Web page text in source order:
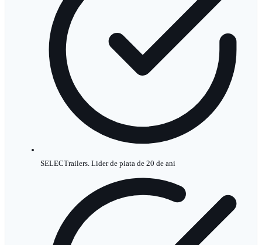
SELECTrailers. Lider de piata de 20 de ani